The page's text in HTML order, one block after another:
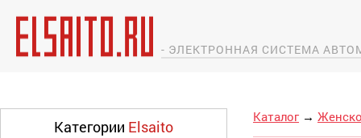
- ЭЛЕКТРОННАЯ СИСТЕМА
Категории Elsaito
Каталог →